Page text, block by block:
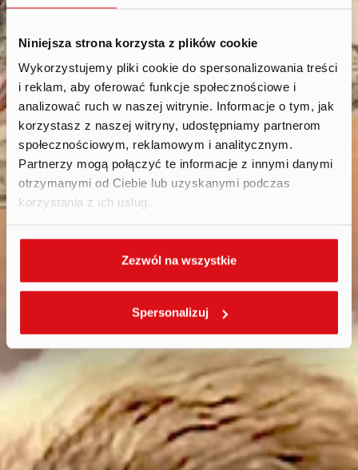
Niniejsza strona korzysta z plików cookie
Wykorzystujemy pliki cookie do spersonalizowania treści
i reklam, aby oferować funkcje społecznościowe i
analizować ruch w naszej witrynie. Informacje o tym, jak
korzystasz z naszej witryny, udostępniamy partnerom
społecznościowym, reklamowym i analitycznym.
Partnerzy mogą połączyć te informacje z innymi danymi
otrzymanymi od Ciebie lub uzyskanymi podczas
korzystania z ich usług.
Zezwól na wszystkie
Spersonalizuj
strategy.